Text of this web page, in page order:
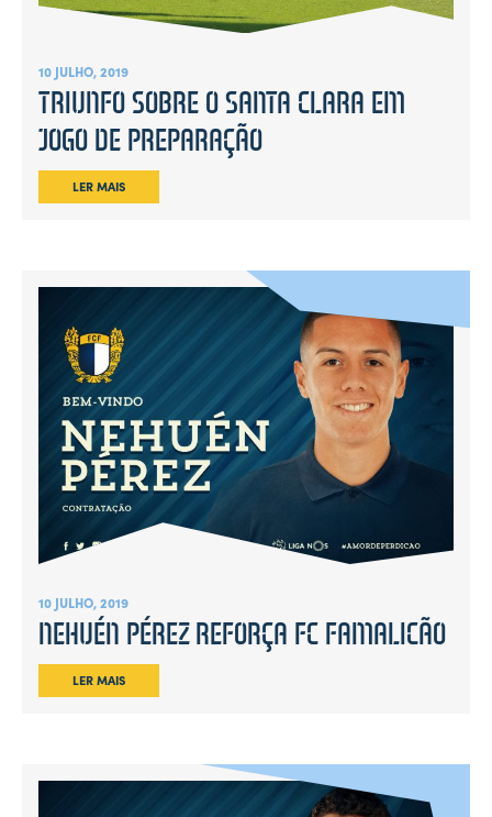
10 JULHO, 2019
TRIUNFO SOBRE O SANTA CLARA EM
JOGO DE PREPARAÇÃO
LER MAIS
10 JULHO, 2019
NEHUÉN PÉREZ REFORÇA FC FAMALICÃO
LER MAIS